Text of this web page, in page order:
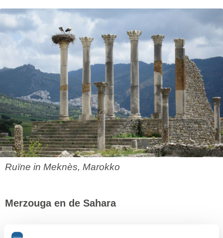
Ruïne in Meknès, Marokko
Merzouga en de Sahara
Merzouga is een heel oud, klein stadje aan de